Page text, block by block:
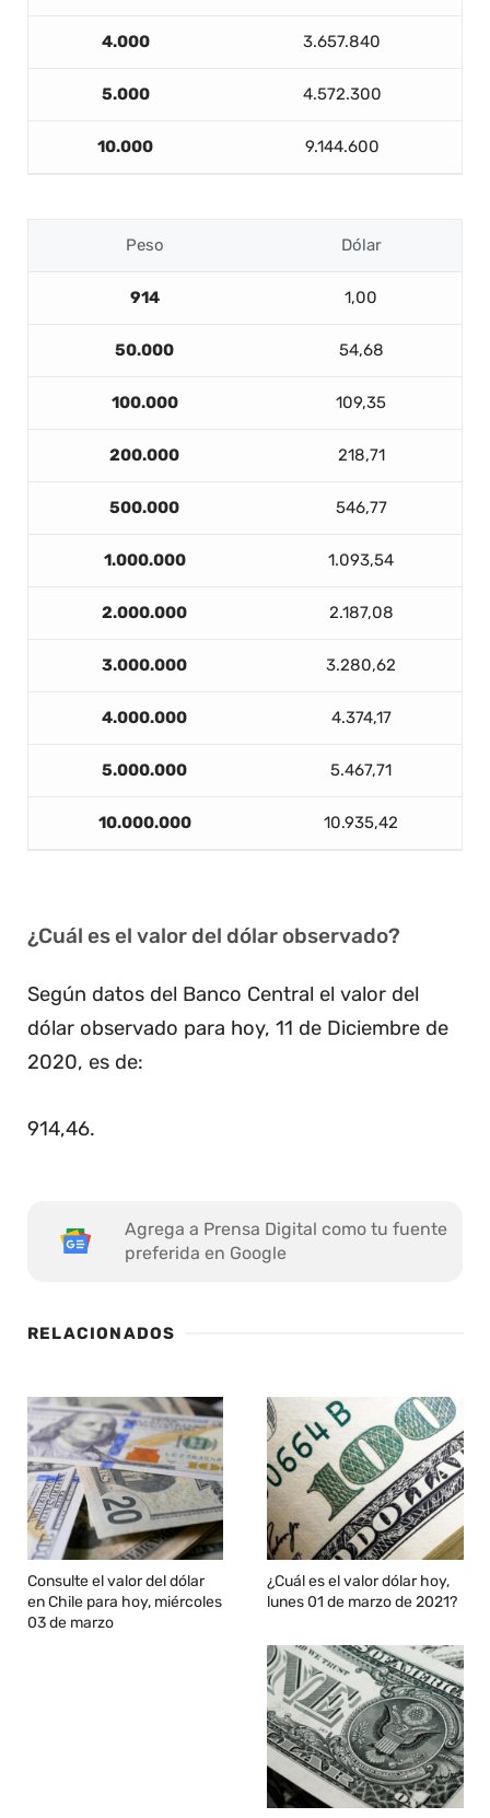
4.000 3.657.840
5.000 4.572.300
10.000 9.144.600
Peso Dólar
914 1,00
50.000 54,68
100.000 109,35
200.000 218,71
500.000 546,77
1.000.000 1.093,54
2.000.000 2.187,08
3.000.000 3.280,62
4.000.000 4.374,17
5.000.000 5.467,71
10.000.000 10.935,42
¿Cuál es el valor del dólar observado?
Según datos del Banco Central el valor del
dólar observado para hoy, 11 de Diciembre de
2020, es de:
914,46.
Agrega a Prensa Digital como tu fuente
preferida en Google
RELACIONADOS
Consulte el valor del dólar
en Chile para hoy, miércoles
03 de marzo
¿Cuál es el valor dólar hoy,
lunes 01 de marzo de 2021?